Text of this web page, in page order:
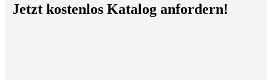
Jetzt kostenlos Katalog anfordern!